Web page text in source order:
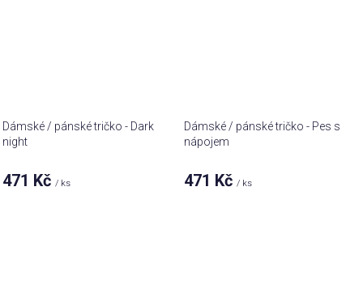
Dámské / pánské tričko - Dark
night
471 Kč / ks
Dámské / pánské tričko - Pes s
nápojem
471 Kč / ks